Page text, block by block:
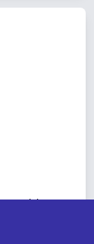
Eastpak Out of Office Laptop Rugzakken grijs